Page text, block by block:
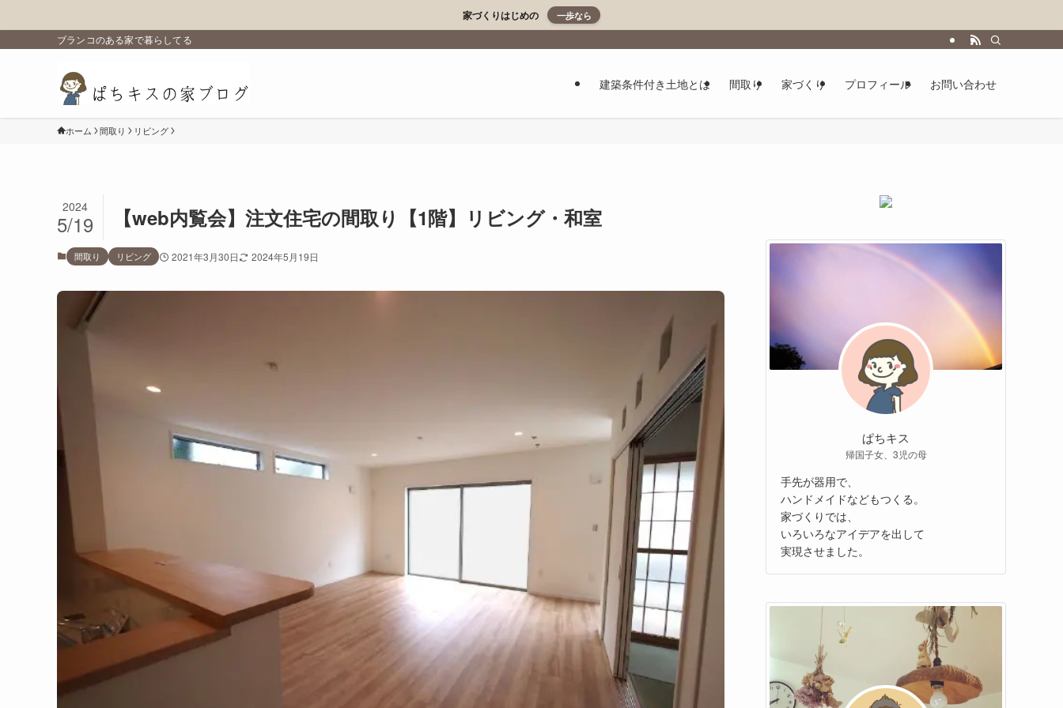
家づくりはじめの 一歩なら
ブランコのある家で暮らしてる
建築条件付き土地とは 間取り 家づくり プロフィール お問い合わせ
ホーム 間取り リビング
【web内覧会】注文住宅の間取り【1階】リビング・和室
2024
5/19
間取り リビング 2021年3月30日 2024年5月19日
ぱちキス
帰国子女、3児の母
手先が器用で、
ハンドメイドなどもつくる。
家づくりでは、
いろいろなアイデアを出して
実現させました。